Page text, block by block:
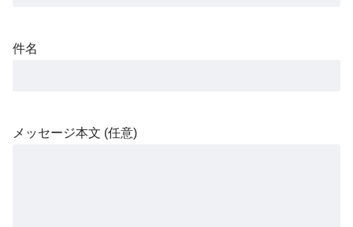
件名
メッセージ本文 (任意)